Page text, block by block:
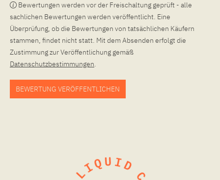
Bewertungen werden vor der Freischaltung geprüft - alle
sachlichen Bewertungen werden veröffentlicht. Eine
Überprüfung, ob die Bewertungen von tatsächlichen Käufern
stammen, findet nicht statt. Mit dem Absenden erfolgt die
Zustimmung zur Veröffentlichung gemäß
Datenschutzbestimmungen.
BEWERTUNG VERÖFFENTLICHEN